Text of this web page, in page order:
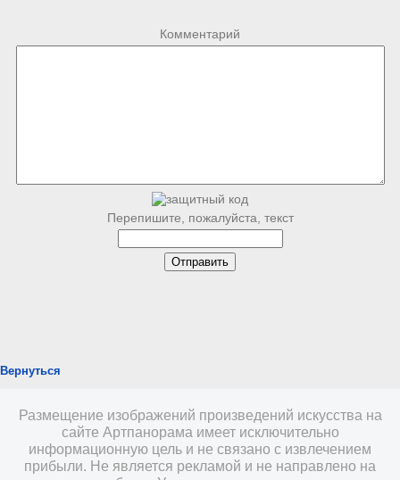
Комментарий
Перепишите, пожалуйста, текст
Вернуться
Размещение изображений произведений искусства на
сайте Артпанорама имеет исключительно
информационную цель и не связано с извлечением
прибыли. Не является рекламой и не направлено на